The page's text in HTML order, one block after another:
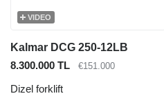
VIDEO
Kalmar DCG 250-12LB
8.300.000 TL
€151.000
Dizel forklift